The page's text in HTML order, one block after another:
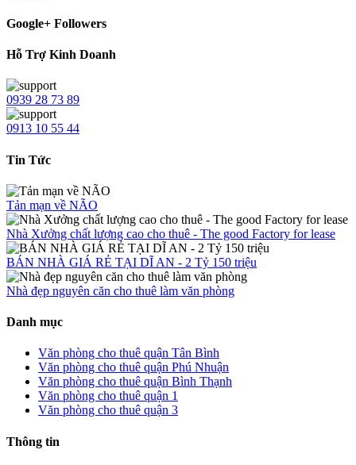
Google+ Followers
Hỗ Trợ Kinh Doanh
0939 28 73 89
0913 10 55 44
Tin Tức
Tản mạn về NÃO
Nhà Xưởng chất lượng cao cho thuê - The good Factory for lease
BÁN NHÀ GIÁ RẺ TẠI DĨ AN - 2 Tỷ 150 triệu
Nhà đẹp nguyên căn cho thuê làm văn phòng
Danh mục
Văn phòng cho thuê quận Tân Bình
Văn phòng cho thuê quận Phú Nhuận
Văn phòng cho thuê quận Bình Thạnh
Văn phòng cho thuê quận 1
Văn phòng cho thuê quận 3
Thông tin